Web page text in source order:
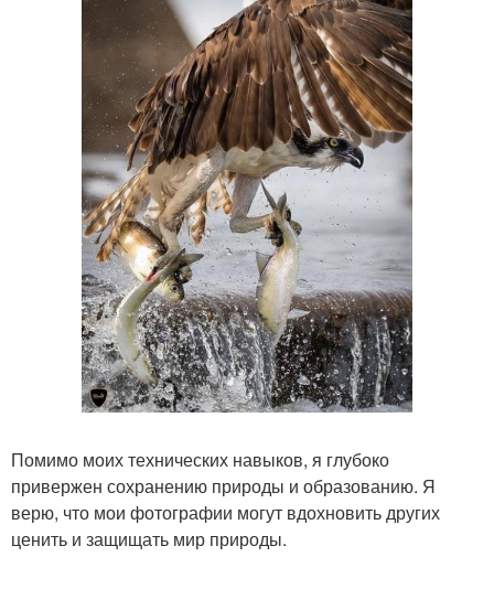
Помимо моих технических навыков, я глубоко
привержен сохранению природы и образованию. Я
верю, что мои фотографии могут вдохновить других
ценить и защищать мир природы.